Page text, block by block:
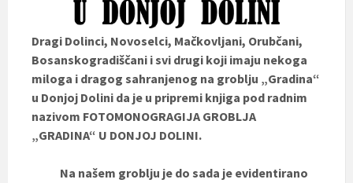
Dragi Dolinci, Novoselci, Mačkovljani, Orubčani,
Bosanskogradiščani i svi drugi koji imaju nekoga
miloga i dragog sahranjenog na groblju „Gradina“
u Donjoj Dolini da je u pripremi knjiga pod radnim
nazivom FOTOMONOGRAGIJA GROBLJA
„GRADINA“ U DONJOJ DOLINI.
Na našem groblju je do sada je evidentirano